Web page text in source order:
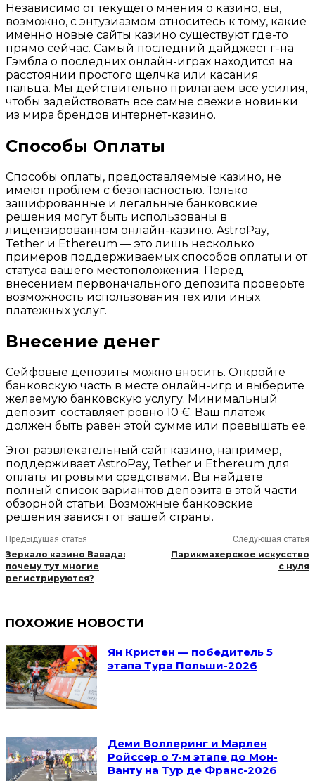
Независимо от текущего мнения о казино, вы,
возможно, с энтузиазмом относитесь к тому, какие
именно новые сайты казино существуют где-то
прямо сейчас. Самый последний дайджест г-на
Гэмбла о последних онлайн-играх находится на
расстоянии простого щелчка или касания
пальца. Мы действительно прилагаем все усилия,
чтобы задействовать все самые свежие новинки
из мира брендов интернет-казино.
Способы Оплаты
Способы оплаты, предоставляемые казино, не
имеют проблем с безопасностью. Только
зашифрованные и легальные банковские
решения могут быть использованы в
лицензированном онлайн-казино. AstroPay,
Tether и Ethereum — это лишь несколько
примеров поддерживаемых способов оплаты.и от
статуса вашего местоположения. Перед
внесением первоначального депозита проверьте
возможность использования тех или иных
платежных услуг.
Внесение денег
Сейфовые депозиты можно вносить. Откройте
банковскую часть в месте онлайн-игр и выберите
желаемую банковскую услугу. Минимальный
депозит составляет ровно 10 €. Ваш платеж
должен быть равен этой сумме или превышать ее.
Этот развлекательный сайт казино, например,
поддерживает AstroPay, Tether и Ethereum для
оплаты игровыми средствами. Вы найдете
полный список вариантов депозита в этой части
обзорной статьи. Возможные банковские
решения зависят от вашей страны.
Предыдущая статья
Зеркало казино Вавада:
почему тут многие
регистрируются?
Следующая статья
Парикмахерское искусство
с нуля
ПОХОЖИЕ НОВОСТИ
Ян Кристен — победитель 5
этапа Тура Польши-2026
Деми Воллеринг и Марлен
Ройссер о 7-м этапе до Мон-
Ванту на Тур де Франс-2026